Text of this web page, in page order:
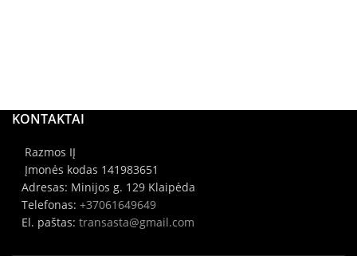
KONTAKTAI
Razmos IĮ
Įmonės kodas 141983651
Adresas: Minijos g. 129 Klaipėda
Telefonas: +37061649649
El. paštas: transasta@gmail.com